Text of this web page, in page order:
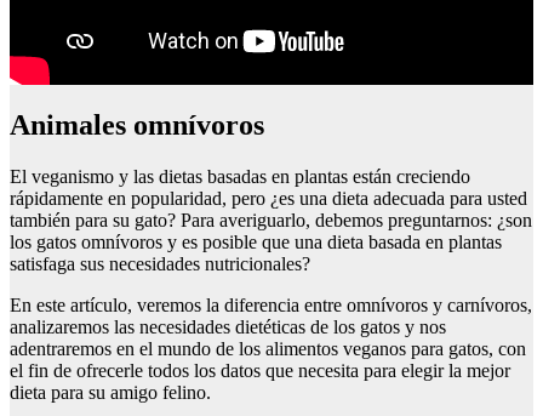
Animales omnívoros
El veganismo y las dietas basadas en plantas están creciendo
rápidamente en popularidad, pero ¿es una dieta adecuada para usted
también para su gato? Para averiguarlo, debemos preguntarnos: ¿son
los gatos omnívoros y es posible que una dieta basada en plantas
satisfaga sus necesidades nutricionales?
En este artículo, veremos la diferencia entre omnívoros y carnívoros,
analizaremos las necesidades dietéticas de los gatos y nos
adentraremos en el mundo de los alimentos veganos para gatos, con
el fin de ofrecerle todos los datos que necesita para elegir la mejor
dieta para su amigo felino.